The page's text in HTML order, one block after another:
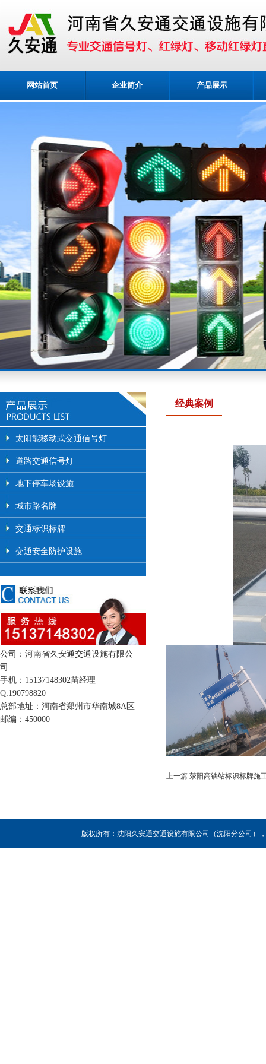
网站首页 企业简介 产品展示
太阳能移动式交通信号灯
道路交通信号灯
地下停车场设施
城市路名牌
交通标识标牌
交通安全防护设施
公司：河南省久安通交通设施有限公
司
手机：15137148302苗经理
Q:190798820
总部地址：河南省郑州市华南城8A区
邮编：450000
经典案例
上一篇:荥阳高铁站标识标牌施
版权所有：沈阳久安通交通设施有限公司（沈阳分公司）
业务咨询